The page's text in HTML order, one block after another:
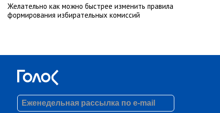
Желательно как можно быстрее изменить правила
формирования избирательных комиссий